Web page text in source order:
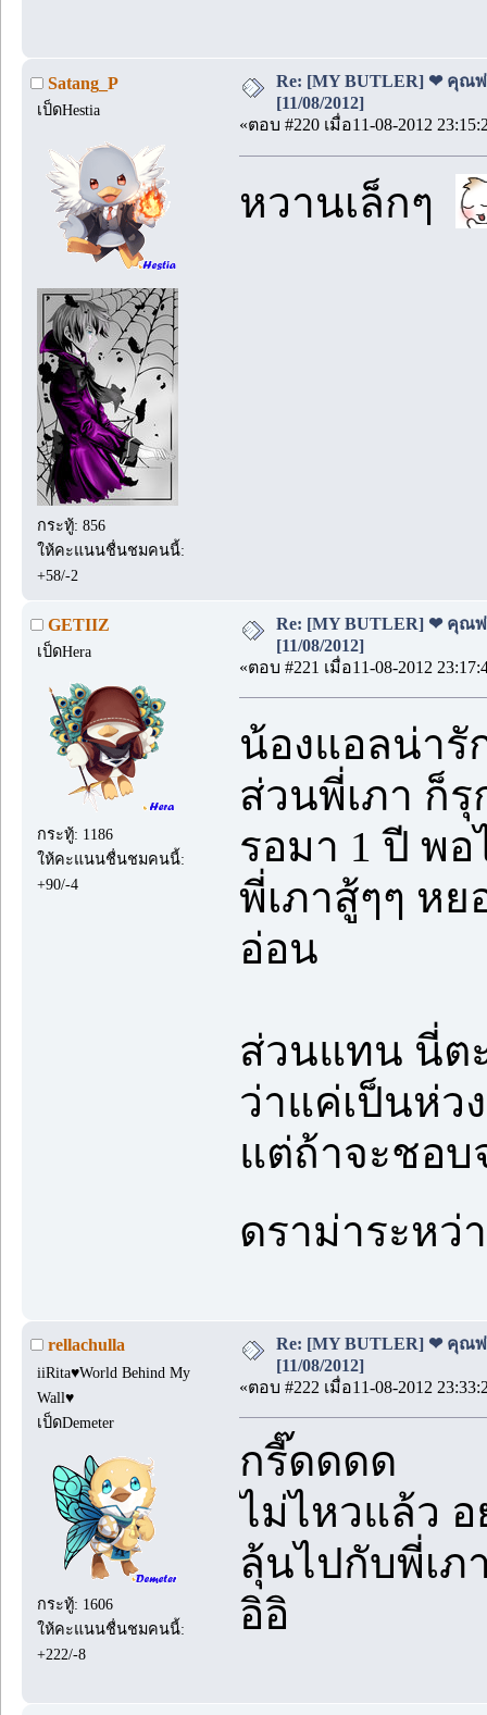
Satang_P
เป็ดHestia
กระทู้: 856
ให้คะแนนชื่นชมคนนี้:
+58/-2
Re: [MY BUTLER] ❤ คุณพ่
[11/08/2012]
«ตอบ #220 เมื่อ11-08-2012
หวานเล็กๆ
GETIIZ
เป็ดHera
กระทู้: 1186
ให้คะแนนชื่นชมคนนี้:
+90/-4
Re: [MY BUTLER] ❤ คุณพ่
[11/08/2012]
«ตอบ #221 เมื่อ11-08-2012
น้องแอลน่า
ส่วนพี่เภา ก็รุ
รอมา 1 ปี พ
พี่เภาสู้ๆๆ ห
อ่อน
ส่วนแทน นี่ต
ว่าแค่เป็นห่ว
แต่ถ้าจะชอบ
ดราม่าระหว่
rellachulla
iiRita♥World Behind My
Wall♥
เป็ดDemeter
กระทู้: 1606
ให้คะแนนชื่นชมคนนี้:
+222/-8
Re: [MY BUTLER] ❤ คุณพ่
[11/08/2012]
«ตอบ #222 เมื่อ11-08-2012
กรี๊ดดดด
ไม่ไหวแล้ว
ลุ้นไปกับพี่เภ
อิอิ